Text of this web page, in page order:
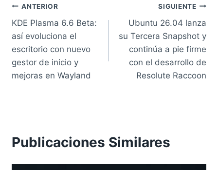
Navegación
de
entradas
ANTERIOR
KDE Plasma 6.6 Beta:
así evoluciona el
escritorio con nuevo
gestor de inicio y
mejoras en Wayland
SIGUIENTE
Ubuntu 26.04 lanza
su Tercera Snapshot y
continúa a pie firme
con el desarrollo de
Resolute Raccoon
Publicaciones Similares